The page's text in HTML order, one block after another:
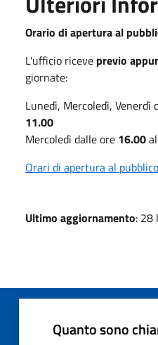
Orario di apertura al
L'ufficio riceve previo
giornate:
Lunedì, Mercoledì, Venerdì
11.00
Mercoledì dalle ore 16.00
Orari di apertura al
Ultimo aggiornamento: 28
Quanto sono